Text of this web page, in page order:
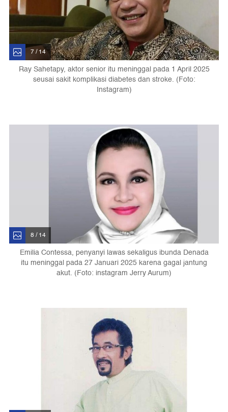
7 / 14
Ray Sahetapy, aktor senior itu meninggal pada 1 April 2025
seusai sakit komplikasi diabetes dan stroke. (Foto:
Instagram)
8 / 14
Emilia Contessa, penyanyi lawas sekaligus ibunda Denada
itu meninggal pada 27 Januari 2025 karena gagal jantung
akut. (Foto: instagram Jerry Aurum)